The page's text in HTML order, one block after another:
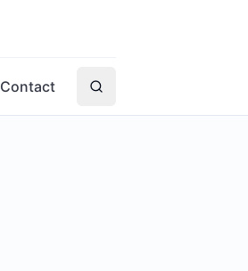
Contact